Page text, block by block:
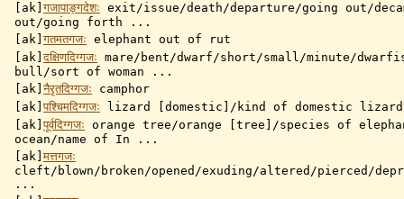
[ak]गजापाङ्गदेशः exit/issue/death/departure/going out/
out/going forth ...
[ak]गतमतगजः elephant out of rut
[ak]दक्षिणदिग्गजः mare/bent/dwarf/short/small/minute/
bull/sort of woman ...
[ak]नैरृतदिग्गजः camphor
[ak]पश्चिमदिग्गजः lizard [domestic]/kind of domestic lizard
[ak]पूर्वदिग्गजः orange tree/orange [tree]/species of
ocean/name of In ...
[ak]मत्तगजः
cleft/blown/broken/opened/exuding/altered/pierced/
...